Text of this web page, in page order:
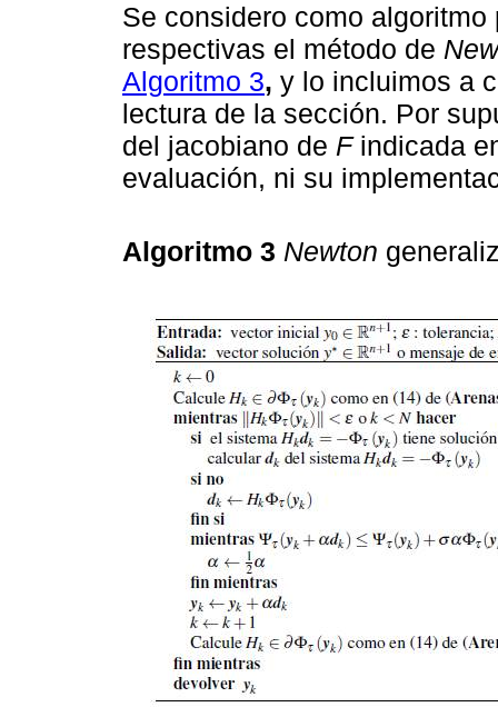
Se considero como
respectivas el método de
Algoritmo 3, y lo incluimos a
lectura de la sección. Por
del jacobiano de Findicada
evaluación, ni su
Algoritmo 3 Newton